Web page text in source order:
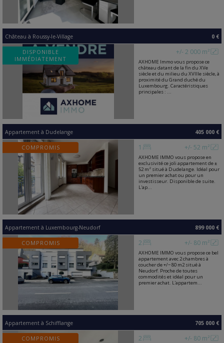
Château à Roussy-le-Village 0 €
DISPONIBLE
IMMÉDIATEMENT
+/- 2 000 m²
AXHOME Immo vous propose ce
château datant de la fin du XVe
siècle et du milieu du XVIIIe siècle, à
proximité du Grand duché du
Luxembourg. Caractéristiques
principales : ...
Appartement à Dudelange 405 000 €
COMPROMIS +/- 52 m²
1
AXHOME IMMO vous propose en
exclusivité ce joli appartement de ±
52 m² situé à Dudelange. Idéal pour
un premier achat ou pour un
investisseur. Disponible de suite.
L'ap...
Appartement à Luxembourg-Neudorf 899 000 €
COMPROMIS +/- 80 m²
2
AXHOME IMMO vous propose ce bel
appartement avec 2 chambres à
coucher de +/− 80 m2 situé à
Neudorf. Proche de toutes
commodités et idéal pour un
premier achat. L'appartem...
Appartement à Schifflange 705 000 €
COMPROMIS +/- 80 m²
2